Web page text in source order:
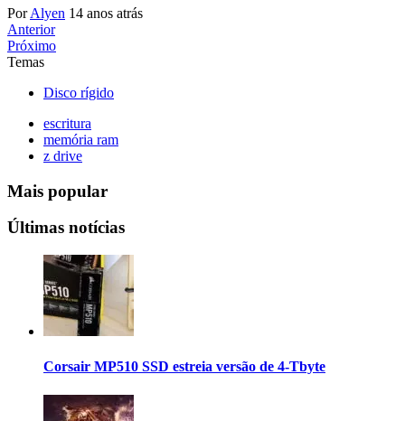
PorAlyen 14 anos atrás
Anterior
Próximo
Temas
Disco rígido
escritura
memória ram
z drive
Mais popular
Últimas notícias
Corsair MP510 SSD estreia versão de 4-Tbyte